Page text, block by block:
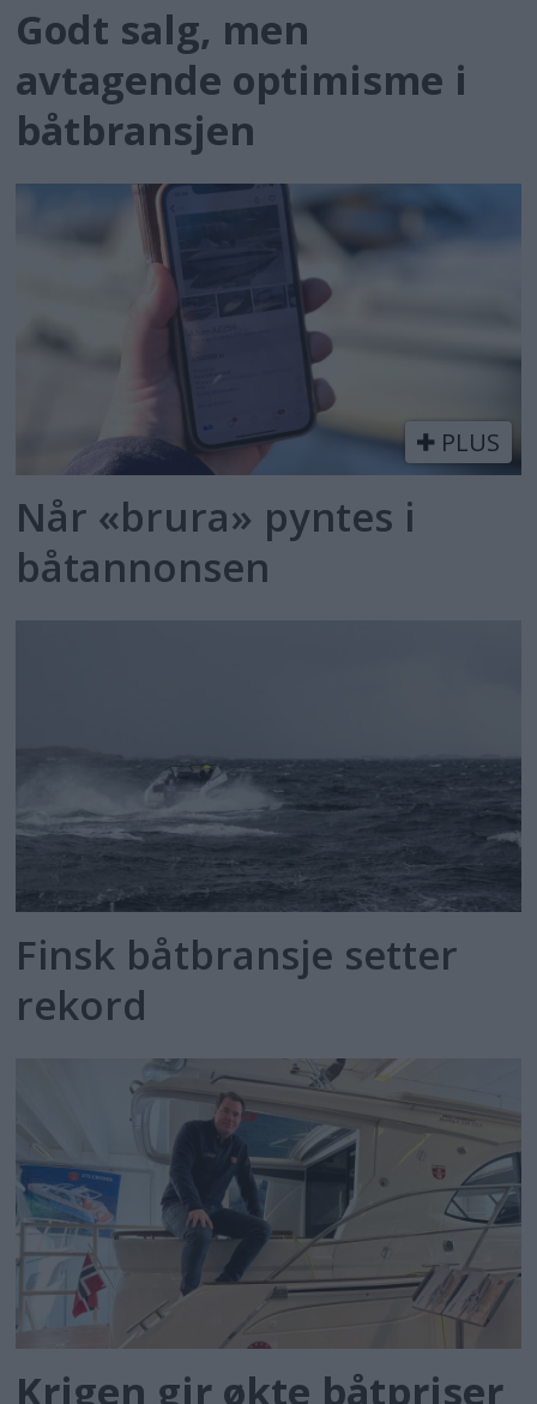
Godt salg, men
avtagende optimisme i
båtbransjen
PLUS
Når «brura» pyntes i
båtannonsen
Finsk båtbransje setter
rekord
Krigen gir økte båtpriser